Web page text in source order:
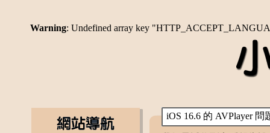
Warning: Undefined array key
iOS 16.6 的 AVPlayer 問